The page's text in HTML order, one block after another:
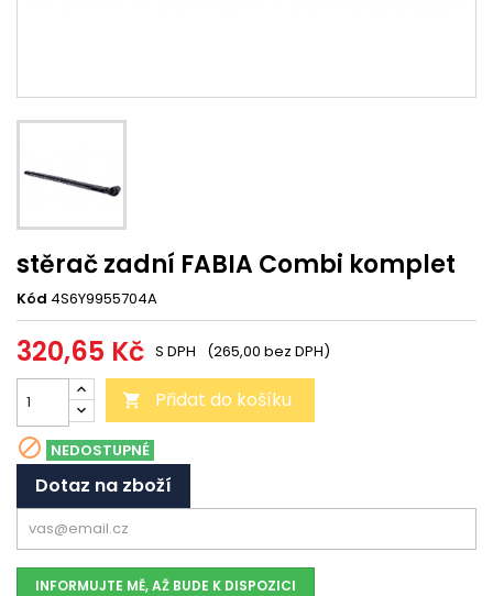
stěrač zadní FABIA Combi komplet
Kód 4S6Y9955704A
320,65 Kč S DPH (265,00 bez DPH)
 Přidat do košíku
 NEDOSTUPNÉ
Dotaz na zboží
INFORMUJTE MĚ, AŽ BUDE K DISPOZICI